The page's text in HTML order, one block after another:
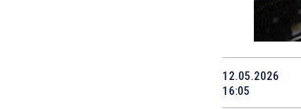
12.05.2026
16:05